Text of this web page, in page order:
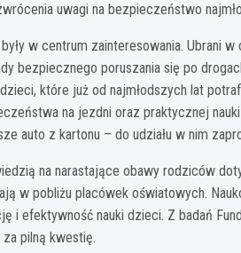
uwagi na bezpieczeństwo
w centrum zainteresowania. Ubrani
bezpiecznego poruszania się po
które już od najmłodszych lat
na jezdni oraz praktycznej
auto z kartonu – do udziału w nim
na narastające obawy rodziców
w pobliżu placówek oświatowych.
i efektywność nauki dzieci. Z badań
pilną kwestię.